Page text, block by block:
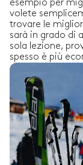
esempio per
volete
trovare le
sarà in grado di
sola lezione,
spesso è più